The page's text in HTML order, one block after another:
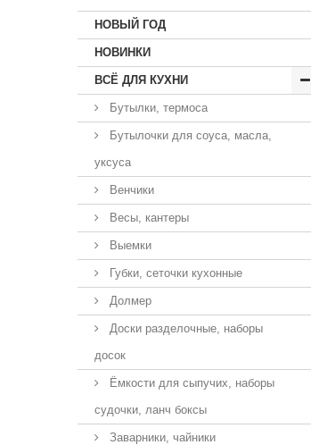
НОВЫЙ ГОД
НОВИНКИ
ВСЁ ДЛЯ КУХНИ
Бутылки, термоса
Бутылочки для соуса, масла,
уксуса
Венчики
Весы, кантеры
Выемки
Губки, сеточки кухонные
Долмер
Доски разделочные, наборы
досок
Ёмкости для сыпучих, наборы
судочки, ланч боксы
Заварники, чайники